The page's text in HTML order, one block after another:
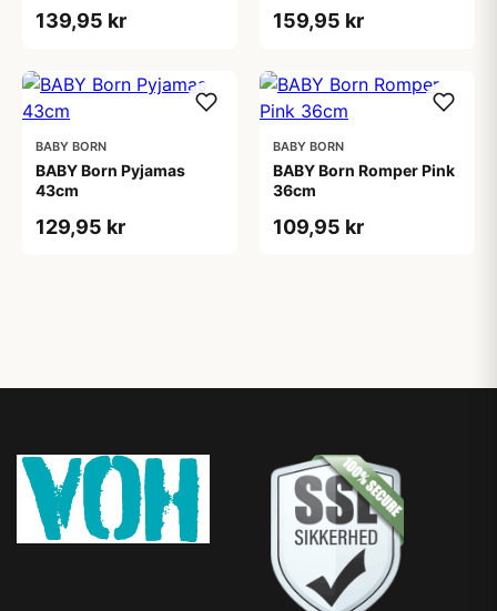
139,95 kr 159,95 kr
BABY BORN
BABY Born Pyjamas
43cm
129,95 kr
BABY BORN
BABY Born Romper Pink
36cm
109,95 kr